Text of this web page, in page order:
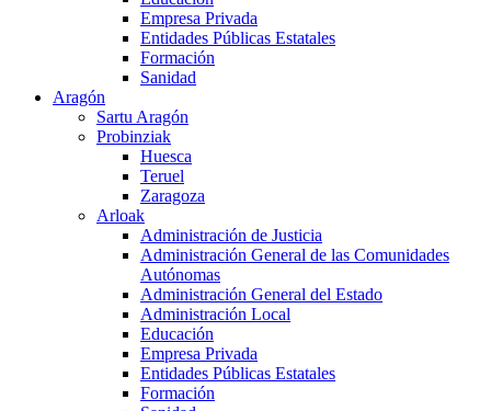
Empresa Privada
Entidades Públicas Estatales
Formación
Sanidad
Aragón
Sartu Aragón
Probinziak
Huesca
Teruel
Zaragoza
Arloak
Administración de Justicia
Administración General de las Comunidades
Autónomas
Administración General del Estado
Administración Local
Educación
Empresa Privada
Entidades Públicas Estatales
Formación